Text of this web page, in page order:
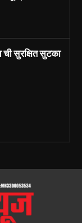
सुरक्षित सुटका